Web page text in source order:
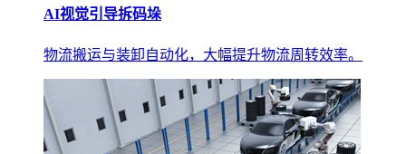
AI视觉引导拆码垛
物流搬运与装卸自动化，大幅提升物流周转效率。